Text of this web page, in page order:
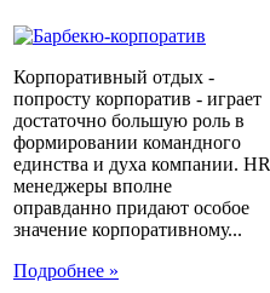
Корпоративный отдых -
попросту корпоратив - играет
достаточно большую роль в
формировании командного
единства и духа компании. HR
менеджеры вполне
оправданно придают особое
значение корпоративному...
Подробнее »